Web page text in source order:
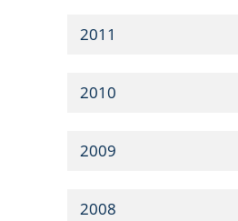
2011
2010
2009
2008